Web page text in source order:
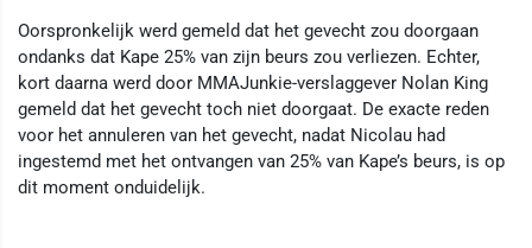
Oorspronkelijk werd gemeld dat het gevecht zou doorgaan
ondanks dat Kape 25% van zijn beurs zou verliezen. Echter,
kort daarna werd door MMAJunkie-verslaggever Nolan King
gemeld dat het gevecht toch niet doorgaat. De exacte reden
voor het annuleren van het gevecht, nadat Nicolau had
ingestemd met het ontvangen van 25% van Kape’s beurs, is op
dit moment onduidelijk.